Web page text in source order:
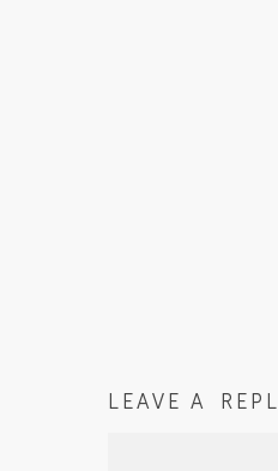
LEAVE A